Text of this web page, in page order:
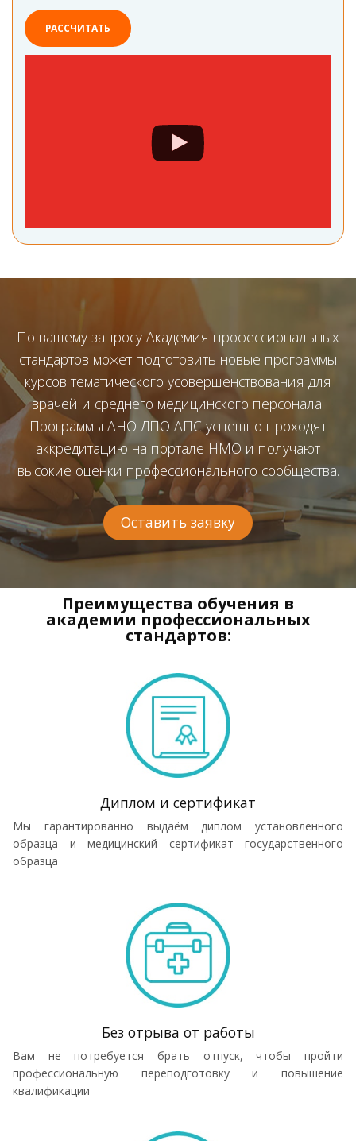
РАССЧИТАТЬ
По вашему запросу Академия профессиональных
стандартов может подготовить новые программы
курсов тематического усовершенствования для
врачей и среднего медицинского персонала.
Программы АНО ДПО АПС успешно проходят
аккредитацию на портале НМО и получают
высокие оценки профессионального сообщества.
Оставить заявку
Преимущества обучения в
академии профессиональных
стандартов:
Диплом и сертификат
Мы гарантированно выдаём диплом установленного
образца и медицинский сертификат государственного
образца
Без отрыва от работы
Вам не потребуется брать отпуск, чтобы пройти
профессиональную переподготовку и повышение
квалификации